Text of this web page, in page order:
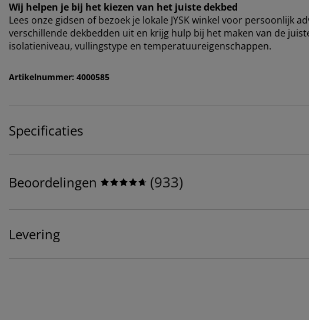
Wij helpen je bij het kiezen van het juiste dekbed
Lees onze gidsen of bezoek je lokale JYSK winkel voor persoonlijk
verschillende dekbedden uit en krijg hulp bij het maken van de
isolatieniveau, vullingstype en temperatuureigenschappen.
Artikelnummer: 4000585
Specificaties
Beoordelingen (933)
Levering